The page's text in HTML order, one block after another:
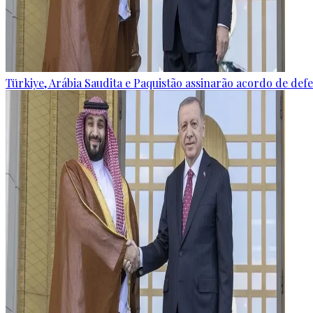
Türkiye, Arábia Saudita e Paquistão assinarão acordo de